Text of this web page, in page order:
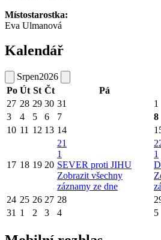
Místostarostka:
Eva Ulmanová
Kalendář
Srpen2026
Po Út St Čt Pá
27 28 29 30 31 1
3
4 5 6 7 8
10 11 12 13 14
17 18 19 20
21
1
SEVER proti JIHU
Zobrazit všechny
záznamy ze dne
1
24 25 26 27 28
31 1 2 3 4 5